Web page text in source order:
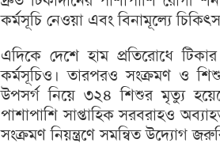
কর্মসূচি নেওয়া এবং বিনামূল্যে
এদিকে দেশে হাম প্রতিরোধে
কর্মসূচিও। তারপরও সংক্রমণ ও
উপসর্গ নিয়ে ৩২৪ শিশুর মৃত্যু
পাশাপাশি সাপ্তাহিক সরবরাহও
সংক্রমণ নিয়ন্ত্রণে সমন্বিত উদ্যোগ